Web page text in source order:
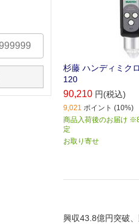
杉藤 ハンディミク
120
90,210 円(税込)
9,021 ポイント (10%)
商品入荷後のお届け
定
お取り寄せ
興収43.8億円突破